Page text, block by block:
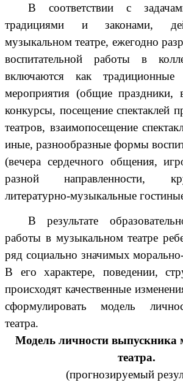
В соответствии с
традициями и законами,
музыкальном театре, ежегодно
воспитательной работы в
включаются как традиционные
мероприятия (общие праздники,
конкурсы, посещение спектаклей
театров, взаимопосещение
иные, разнообразные формы
(вечера сердечного общения,
разной направленности,
литературно-музыкальные
В результате
работы в музыкальном театре
ряд социально значимых
В его характере, поведении,
происходят качественные
сформулировать модель
театра.
Модель личности выпускника
театра.
(прогнозируемый